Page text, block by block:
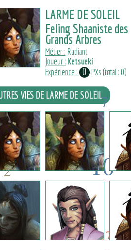
LARME DE SOLEIL
Feling Shaaniste des
Grands Arbres
Métier : Radiant
Joueur : Ketsueki
Expérience : 0 PXs (total : 0)
7
10
6 7
10
6
4
2
3
7
VIES DE LARME DE SOLEIL